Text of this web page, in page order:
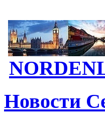
Новости